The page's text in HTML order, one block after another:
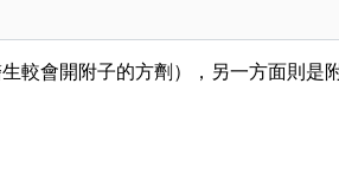
會開附子的方劑），另一方面則是